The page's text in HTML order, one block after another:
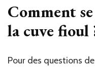
Comment
la cuve fioul
Pour des questions